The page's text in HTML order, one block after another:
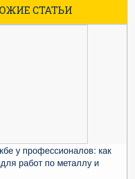
СТАТЬИ
у профессионалов: как
работ по металлу и